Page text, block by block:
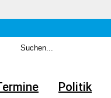
Politik